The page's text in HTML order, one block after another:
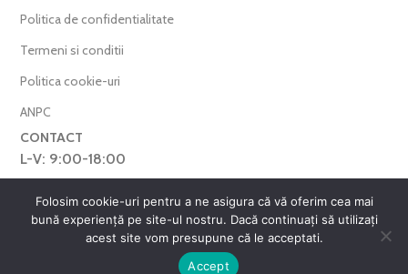
Politica de confidentialitate
Termeni si conditii
Politica cookie-uri
ANPC
CONTACT
L-V: 9:00-18:00
0769.377.101
farmaverdero@yahoo.com
WhatsApp
Folosim cookie-uri pentru a ne asigura că vă oferim cea mai
bună experiență pe site-ul nostru. Dacă continuați să utilizați
acest site vom presupune că le acceptati.
Accept